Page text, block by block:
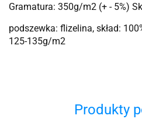
Gramatura: 350g/m2 (+ - 5%)
podszewka: flizelina, skład:
125-135g/m2
Produkty